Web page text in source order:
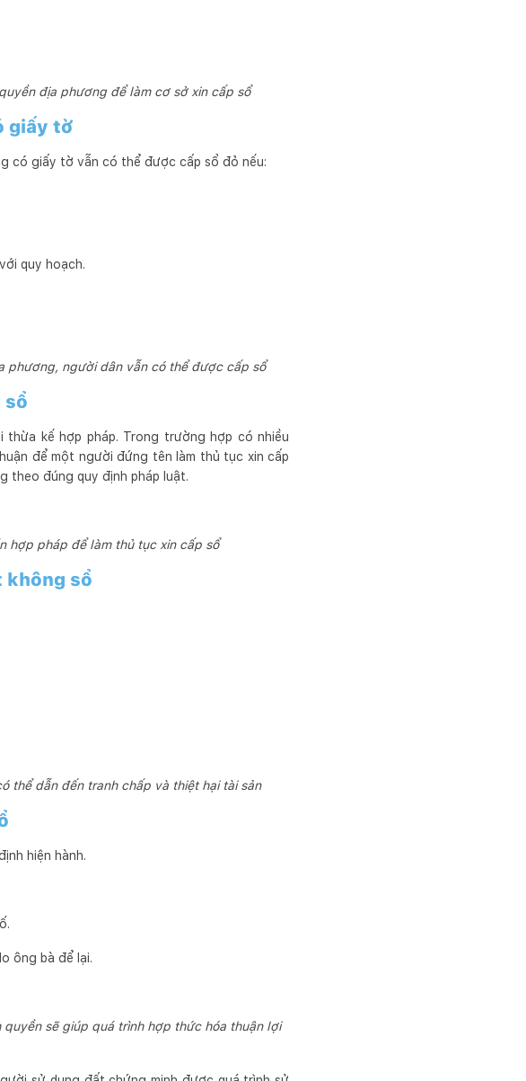
địa phương để làm cơ sở xin cấp sổ
giấy tờ
có giấy tờ vẫn có thể được cấp sổ đỏ nếu:
quy hoạch.
phương, người dân vẫn có thể được cấp sổ
sổ
kế hợp pháp. Trong trường hợp có nhiều
để một người đứng tên làm thủ tục xin cấp
theo đúng quy định pháp luật.
hợp pháp để làm thủ tục xin cấp sổ
không sổ
thể dẫn đến tranh chấp và thiệt hại tài sản
hiện hành.
ông bà để lại.
sẽ giúp quá trình hợp thức hóa thuận lợi